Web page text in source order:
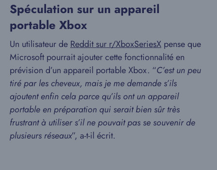
Spéculation sur un appareil
portable Xbox
Un utilisateur deReddit sur r/XboxSeriesX pense que
Microsoft pourrait ajouter cette fonctionnalité en
prévision d’un appareil portable Xbox. “C’est un peu
tiré par les cheveux, mais je me demande s’ils
ajoutent enfin cela parce qu’ils ont un appareil
portable en préparation qui serait bien sûr très
frustrant à utiliser s’il ne pouvait pas se souvenir de
plusieurs réseaux”, a-t-il écrit.